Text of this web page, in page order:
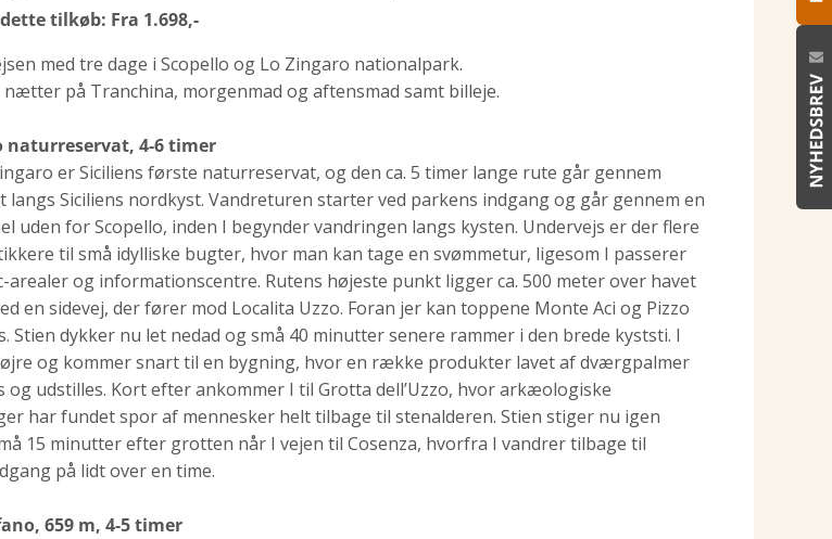
tilkøb: Fra 1.698,-
med tre dage i Scopello og Lo Zingaro nationalpark.
nætter på Tranchina, morgenmad og aftensmad samt billeje.
naturreservat, 4-6 timer
er Siciliens første naturreservat, og den ca. 5 timer lange rute går gennem
langs Siciliens nordkyst. Vandreturen starter ved parkens indgang og går gennem en
uden for Scopello, inden I begynder vandringen langs kysten. Undervejs er der flere
til små idylliske bugter, hvor man kan tage en svømmetur, ligesom I passerer
arealer og informationscentre. Rutens højeste punkt ligger ca. 500 meter over havet
en sidevej, der fører mod Localita Uzzo. Foran jer kan toppene Monte Aci og Pizzo
Stien dykker nu let nedad og små 40 minutter senere rammer i den brede kyststi. I
og kommer snart til en bygning, hvor en række produkter lavet af dværgpalmer
og udstilles. Kort efter ankommer I til Grotta dell’Uzzo, hvor arkæologiske
har fundet spor af mennesker helt tilbage til stenalderen. Stien stiger nu igen
15 minutter efter grotten når I vejen til Cosenza, hvorfra I vandrer tilbage til
på lidt over en time.
659 m, 4-5 timer